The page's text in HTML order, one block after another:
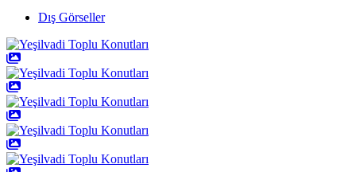
Dış Görseller